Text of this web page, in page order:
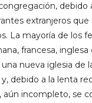
debido
extranjeros que
La mayoría de los
francesa, inglesa
nueva iglesia de
debido a la lenta
aún incompleto, se